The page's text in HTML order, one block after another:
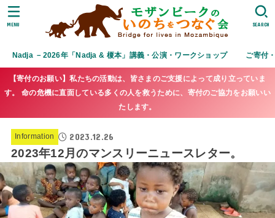
Nadja －2026年「Nadja & 榎本」講義・公演・ワークショップ ご寄付
SEARCH
MENU
【寄付のお願い】私たちの活動は、皆さまのご支援によって成り立っていま
す。 命の危機に直面している多くの人を救うために、寄付のご協力をお願いい
たします。
Information 2023.12.26
2023年12月のマンスリーニュースレター。